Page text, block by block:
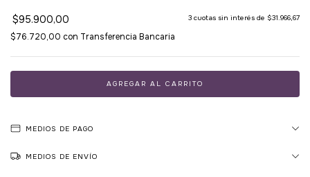
$95.900,00 3 cuotas sin interés de $31.966,67
$76.720,00 con Transferencia Bancaria
MEDIOS DE PAGO
MEDIOS DE ENVÍO